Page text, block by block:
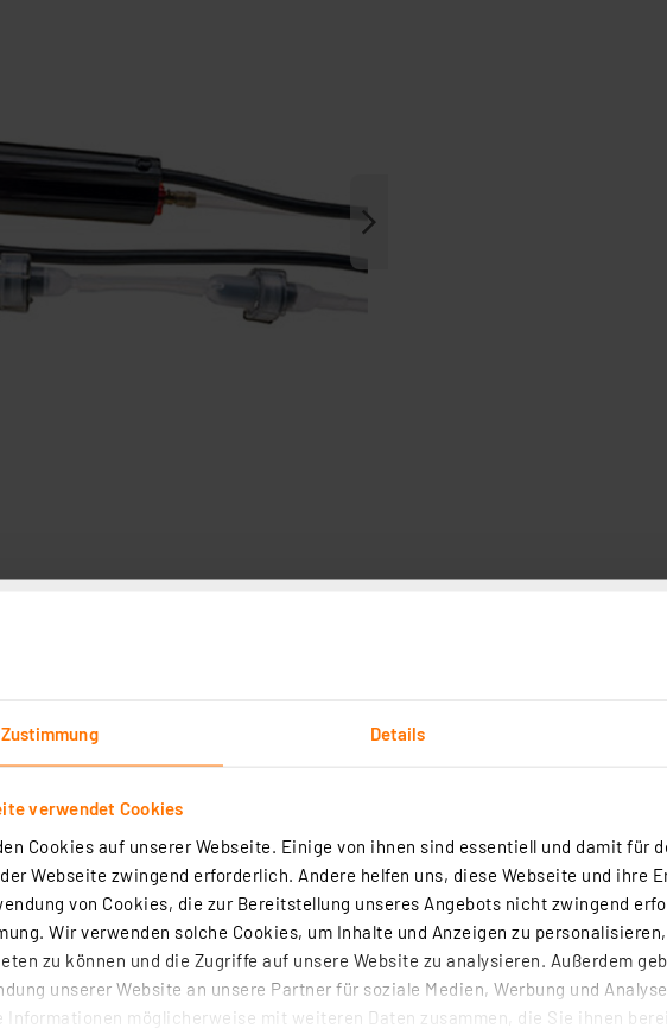
Zustimmung Details
verwendet Cookies
Cookies auf unserer Webseite. Einige von ihnen sind essentiell und damit für
Webseite zwingend erforderlich. Andere helfen uns, diese Webseite und ihre
von Cookies, die zur Bereitstellung unseres Angebots nicht zwingend
Wir verwenden solche Cookies, um Inhalte und Anzeigen zu
zu können und die Zugriffe auf unsere Website zu analysieren. Außerdem
unserer Website an unsere Partner für soziale Medien, Werbung und
Informationen möglicherweise mit weiteren Daten zusammen, die Sie ihnen
Temperatursensor für hohe Regelgenauigkeit,
Entlötspitze 1,2 mm für Entlötkolben DIA100
Artikel-Nr. 094527
100-W-Entlötkolben mit weitem Temperaturbereich (300 °C bis 450 °C).